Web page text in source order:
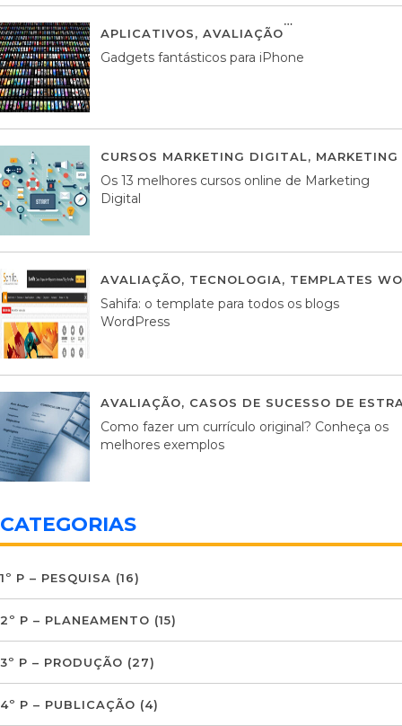
APLICATIVOS, AVALIAÇÃO
Gadgets fantásticos para iPhone
CURSOS MARKETING DIGITAL,
Os 13 melhores cursos online de Marketing
Digital
AVALIAÇÃO, TECNOLOGIA, TEMPLATES
Sahifa: o template para todos os blogs
WordPress
AVALIAÇÃO, CASOS DE SUCESSO DE
Como fazer um currículo original? Conheça os
melhores exemplos
CATEGORIAS
1º P – PESQUISA (16)
2º P – PLANEAMENTO (15)
3º P – PRODUÇÃO (27)
4º P – PUBLICAÇÃO (4)